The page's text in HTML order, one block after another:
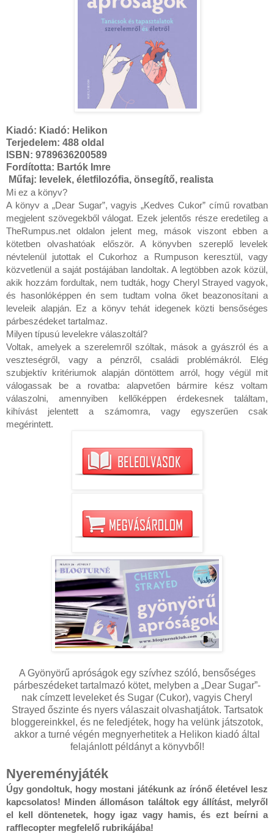
Kiadó: Kiadó: Helikon
Terjedelem: 488 oldal
ISBN: 9789636200589
Fordította: Bartók Imre
Műfaj: levelek, életfilozófia, önsegítő, realista
Mi ez a könyv?
A könyv a „Dear Sugar”, vagyis „Kedves Cukor” című rovatban
megjelent szövegekből válogat. Ezek jelentős része eredetileg a
TheRumpus.net oldalon jelent meg, mások viszont ebben a
kötetben olvashatóak először. A könyvben szereplő levelek
névtelenül jutottak el Cukorhoz a Rumpuson keresztül, vagy
közvetlenül a saját postájában landoltak. A legtöbben azok közül,
akik hozzám fordultak, nem tudták, hogy Cheryl Strayed vagyok,
és hasonlóképpen én sem tudtam volna őket beazonosítani a
leveleik alapján. Ez a könyv tehát idegenek közti bensőséges
párbeszédeket tartalmaz.
Milyen típusú levelekre válaszoltál?
Voltak, amelyek a szerelemről szóltak, mások a gyászról és a
veszteségről, vagy a pénzről, családi problémákról. Elég
szubjektív kritériumok alapján döntöttem arról, hogy végül mit
válogassak be a rovatba: alapvetően bármire kész voltam
válaszolni, amennyiben kellőképpen érdekesnek találtam,
kihívást jelentett a számomra, vagy egyszerűen csak
A Gyönyörű apróságok egy szívhez szóló, bensőséges
párbeszédeket tartalmazó kötet, melyben a „Dear Sugar”-
nak címzett leveleket és Sugar (Cukor), vagyis Cheryl
Strayed őszinte és nyers válaszait olvashatjátok. Tartsatok
bloggereinkkel, és ne feledjétek, hogy ha velünk játszotok,
akkor a turné végén megnyerhetitek a Helikon kiadó által
felajánlott példányt a könyvből!
Nyereményjáték
Úgy gondoltuk, hogy mostani játékunk az írónő életével lesz
kapcsolatos! Minden állomáson találtok egy állítást, melyről
el kell döntenetek, hogy igaz vagy hamis, és ezt beírni a
rafflecopter megfelelő rubrikájába!